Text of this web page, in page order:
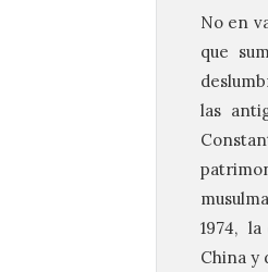
No en
que
las
1974,
China y